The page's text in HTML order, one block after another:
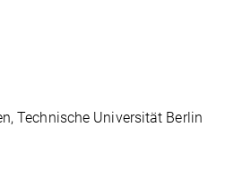
Technische Universität Berlin